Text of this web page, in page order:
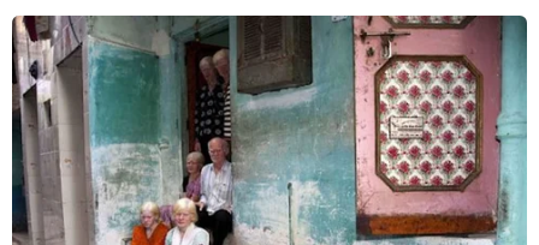
gerada por IA
Como eliminar o mofo acumulado
nas superfícies úmidas?
O acúmulo de umidade nas superfícies cria o
cenário ideal para a proliferação de microrganismos
nocivos. Combater esses agentes evita danos